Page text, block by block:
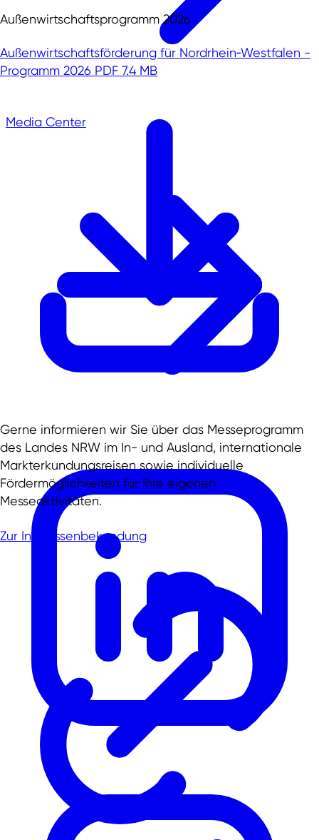
Media Center
Außenwirtschaftsprogramm 2026
Außenwirtschaftsförderung für Nordrhein‑Westfalen -
Programm 2026 PDF 7.4 MB
Gerne informieren wir Sie über das Messeprogramm
des Landes NRW im In- und Ausland, internationale
Markterkundungsreisen sowie individuelle
Fördermöglichkeiten für Ihre eigenen
Messeaktivitäten.
Zur Interessenbekundung